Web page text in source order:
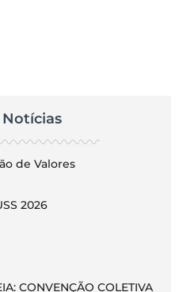
de Valores
2026
CONVENÇÃO COLETIVA